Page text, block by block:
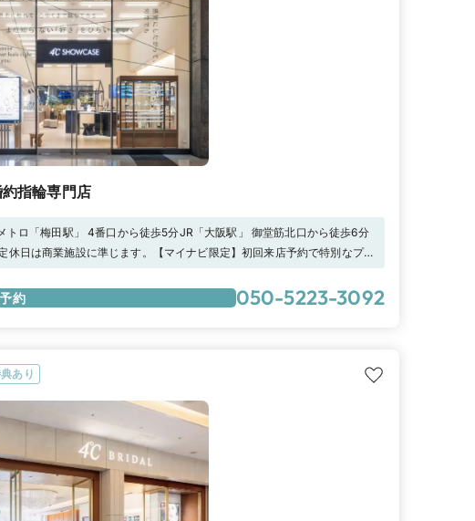
指輪専門店
トロ「梅田駅」 4番口から徒歩5分JR「大阪駅」 御堂筋北口から徒歩6分
日は商業施設に準じます。【マイナビ限定】初回来店予約で特別なプレ
約 050-5223-3092
あり